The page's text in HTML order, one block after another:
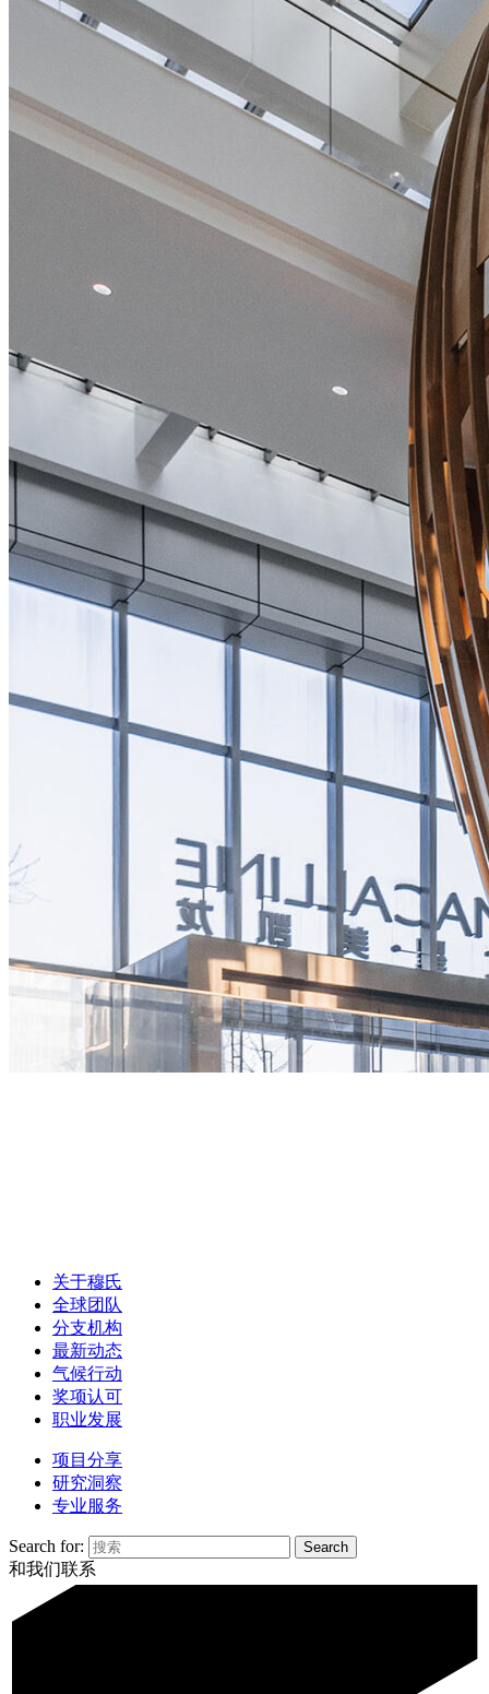
关于穆氏
全球团队
分支机构
最新动态
气候行动
奖项认可
职业发展
项目分享
研究洞察
专业服务
Search for:
和我们联系